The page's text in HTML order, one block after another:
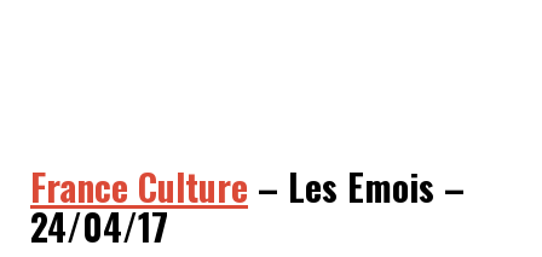
France Culture – Les Emois –
24/04/17